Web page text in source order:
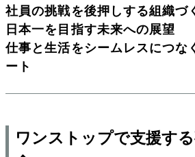
社員の挑戦を後押しする組織づ
日本一を目指す未来への展望
仕事と生活をシームレスにつな
ート
ワンストップで支援す